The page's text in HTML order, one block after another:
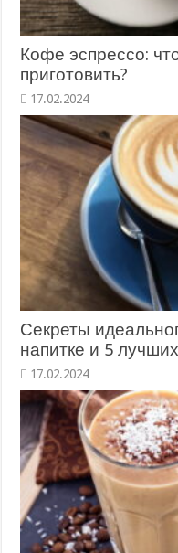
Кофе эспрессо:
приготовить?
17.02.2024
Секреты
напитке и 5
17.02.2024